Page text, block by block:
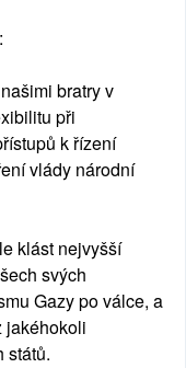
bratry v
při
k řízení
vlády národní
klást nejvyšší
svých
Gazy po válce, a
jakéhokoli
států.